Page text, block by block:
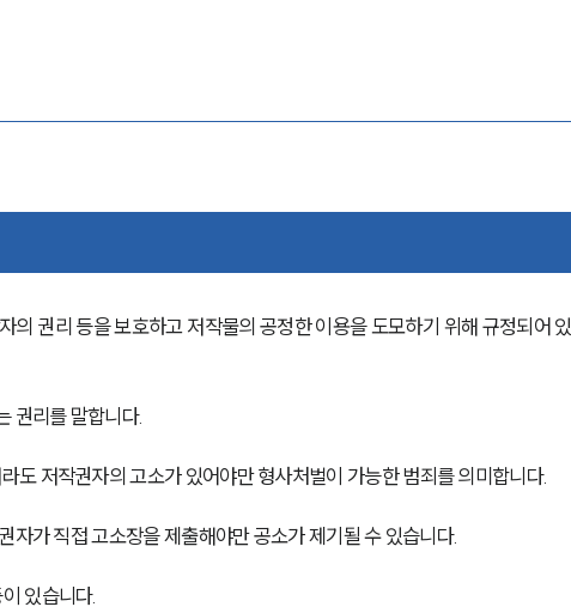
의 권리 등을 보호하고 저작물의 공정한 이용을 도모하기 위해 규정되어 있
권리를 말합니다.
도 저작권자의 고소가 있어야만 형사처벌이 가능한 범죄를 의미합니다.
가 직접 고소장을 제출해야만 공소가 제기될 수 있습니다.
있습니다.